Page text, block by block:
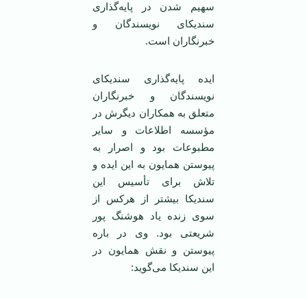
سهیم شدن در پایه‌گذاری
سندیکای نویسندگان و
خبرنگاران است.
ایده پایه‌گذاری سندیکای
نویسندگان و خبرنگاران
متعلق به همکاران دیگرش در
مؤسسه اطلاعات و سایر
مطبوعات بود و اصرار به
پیوستن همایون به این ایده و
تلاش برای تأسیس این
سندیکا بیشتر از هرکس از
سوی زنده یاد هوشنگ پور
شریعتی بود. وی در باره
پیوستن و نقش همایون در
این سندیکا می‌گوید: